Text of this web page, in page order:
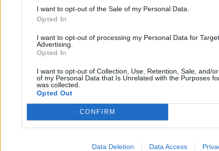
I want to opt-out of the Sale of my Personal Data.
Opted In
I want to opt-out of processing my Personal Data for
Advertising.
Opted In
I want to opt-out of Collection, Use, Retention, Sale, and/
of my Personal Data that Is Unrelated with the Purposes
was collected.
Opted Out
CONFIRM
Data Deletion Data Access